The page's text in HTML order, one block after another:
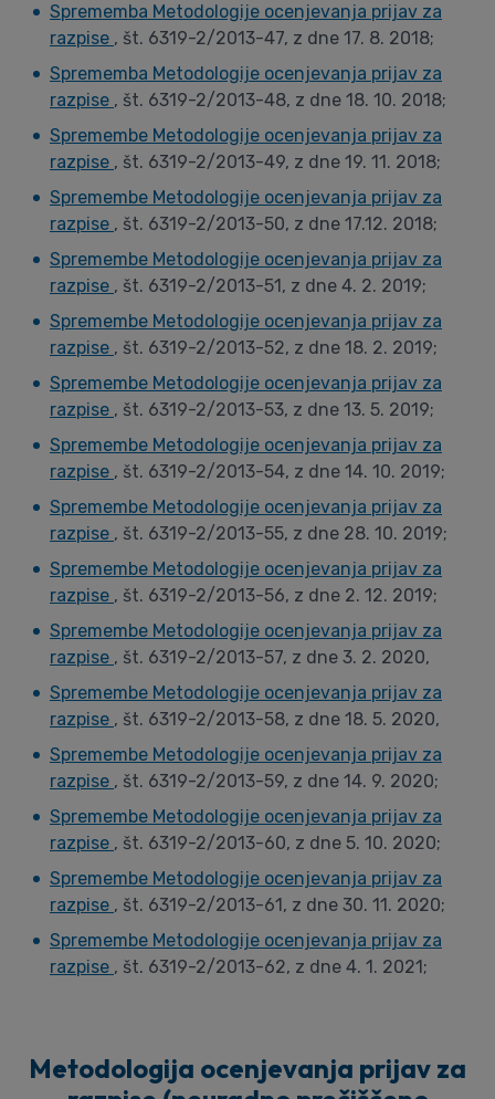
Sprememba Metodologije ocenjevanja prijav za
razpise , št. 6319-2/2013-47, z dne 17. 8. 2018;
Sprememba Metodologije ocenjevanja prijav za
razpise , št. 6319-2/2013-48, z dne 18. 10. 2018;
Spremembe Metodologije ocenjevanja prijav za
razpise , št. 6319-2/2013-49, z dne 19. 11. 2018;
Spremembe Metodologije ocenjevanja prijav za
razpise , št. 6319-2/2013-50, z dne 17.12. 2018;
Spremembe Metodologije ocenjevanja prijav za
razpise , št. 6319-2/2013-51, z dne 4. 2. 2019;
Spremembe Metodologije ocenjevanja prijav za
razpise , št. 6319-2/2013-52, z dne 18. 2. 2019;
Spremembe Metodologije ocenjevanja prijav za
razpise , št. 6319-2/2013-53, z dne 13. 5. 2019;
Spremembe Metodologije ocenjevanja prijav za
razpise , št. 6319-2/2013-54, z dne 14. 10. 2019;
Spremembe Metodologije ocenjevanja prijav za
razpise , št. 6319-2/2013-55, z dne 28. 10. 2019;
Spremembe Metodologije ocenjevanja prijav za
razpise , št. 6319-2/2013-56, z dne 2. 12. 2019;
Spremembe Metodologije ocenjevanja prijav za
razpise , št. 6319-2/2013-57, z dne 3. 2. 2020,
Spremembe Metodologije ocenjevanja prijav za
razpise , št. 6319-2/2013-58, z dne 18. 5. 2020,
Spremembe Metodologije ocenjevanja prijav za
razpise , št. 6319-2/2013-59, z dne 14. 9. 2020;
Spremembe Metodologije ocenjevanja prijav za
razpise , št. 6319-2/2013-60, z dne 5. 10. 2020;
Spremembe Metodologije ocenjevanja prijav za
razpise , št. 6319-2/2013-61, z dne 30. 11. 2020;
Spremembe Metodologije ocenjevanja prijav za
razpise , št. 6319-2/2013-62, z dne 4. 1. 2021;
Metodologija ocenjevanja prijav za